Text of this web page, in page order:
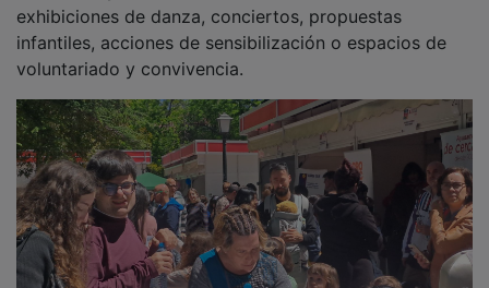
Uno de los momentos más emotivos de la jornada ha
sido la entrega de placas conmemorativas a las 70
asociaciones participantes, en reconocimiento a su
implicación y compromiso durante estos diez años de
Feria. Un gesto con el que el Ayuntamiento ha querido
agradecer públicamente el trabajo constante de estos
colectivos en favor de la ciudad.